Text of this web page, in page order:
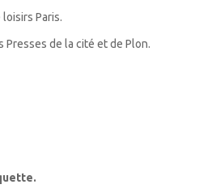
Paris.
Presses de la cité et de Plon.